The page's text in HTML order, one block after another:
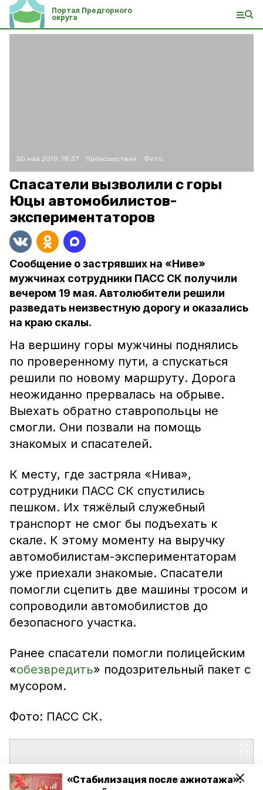
«Стабилизация после ажиотажа»:
Портал Предгорного
округа
20 мая 2019, 18:37 Происшествия Фото:
Спасатели вызволили с горы
Юцы автомобилистов-
экспериментаторов
Сообщение о застрявших на «Ниве»
мужчинах сотрудники ПАСС СК получили
вечером 19 мая. Автолюбители решили
разведать неизвестную дорогу и оказались
на краю скалы.
На вершину горы мужчины поднялись
по проверенному пути, а спускаться
решили по новому маршруту. Дорога
неожиданно прервалась на обрыве.
Выехать обратно ставропольцы не
смогли. Они позвали на помощь
знакомых и спасателей.
К месту, где застряла «Нива»,
сотрудники ПАСС СК спустились
пешком. Их тяжёлый служебный
транспорт не смог бы подъехать к
скале. К этому моменту на выручку
автомобилистам-экспериментаторам
уже приехали знакомые. Спасатели
помогли сцепить две машины тросом и
сопроводили автомобилистов до
безопасного участка.
Ранее спасатели помогли полицейским
«обезвредить» подозрительный пакет с
мусором.
Фото: ПАСС СК.